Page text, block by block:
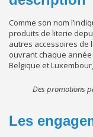
Comme son nom
produits de literie
autres accessoires de
ouvrant chaque
Belgique et
Des promotions
Les